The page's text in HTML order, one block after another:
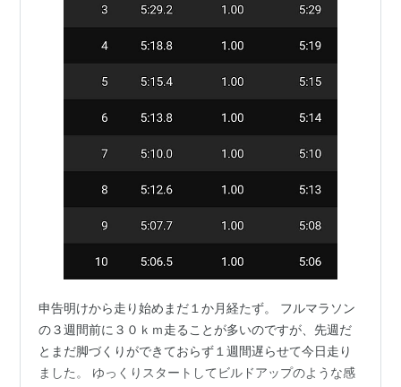
申告明けから走り始めまだ１か月経たず。 フルマラソン
の３週間前に３０ｋｍ走ることが多いのですが、先週だ
とまだ脚づくりができておらず１週間遅らせて今日走り
ました。 ゆっくりスタートしてビルドアップのような感